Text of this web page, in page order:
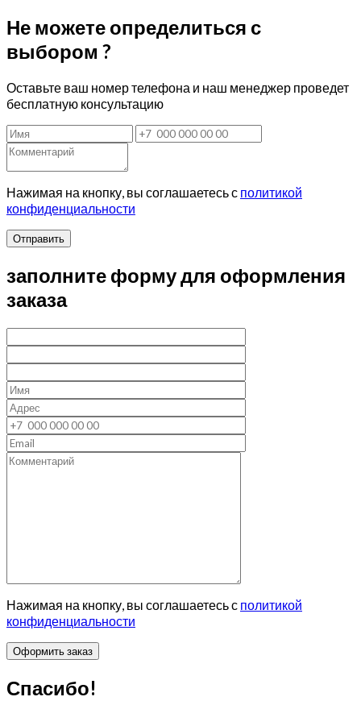
Не можете определиться с
выбором ?
Оставьте ваш номер телефона и наш менеджер проведет
бесплатную консультацию
Нажимая на кнопку, вы соглашаетесь с политикой
конфиденциальности
Отправить
заполните форму для оформления
заказа
Нажимая на кнопку, вы соглашаетесь с политикой
конфиденциальности
Спасибо!